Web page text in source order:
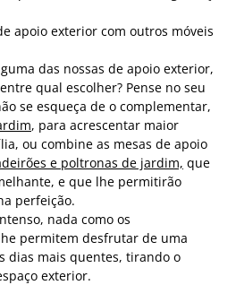
apoio exterior com outros móveis
das nossas de apoio exterior,
qual escolher? Pense no seu
se esqueça de o complementar,
, para acrescentar maior
ou combine as mesas de apoio
e poltronas de jardim, que
e que lhe permitirão
perfeição.
nada como os
permitem desfrutar de uma
dias mais quentes, tirando o
exterior.